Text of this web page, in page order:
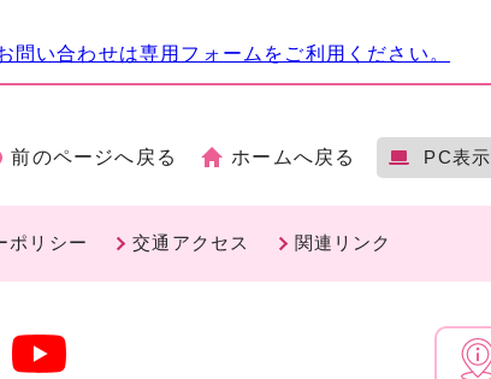
い合わせは専用フォームをご利用ください。
前のページへ戻る ホームへ戻る PC表示
ポリシー 交通アクセス 関連リンク